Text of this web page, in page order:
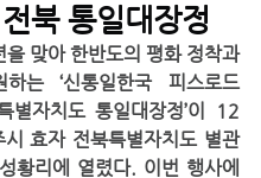
북 통일대장정
하는 ‘신통일한국 피스로드
자치도 통일대장정’이 12
효자 전북특별자치도 별관
황리에 열렸다. 이번 행사에